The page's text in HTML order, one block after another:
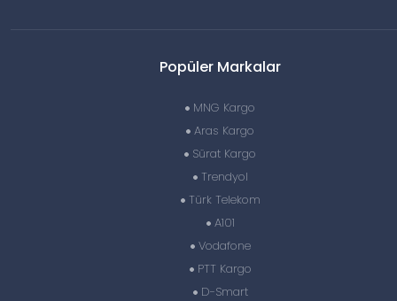
Popüler Markalar
MNG Kargo
Aras Kargo
Sürat Kargo
Trendyol
Türk Telekom
A101
Vodafone
PTT Kargo
D-Smart